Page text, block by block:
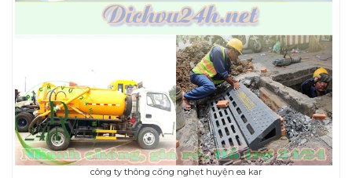
công ty thông cống nghẹt huyện ea kar